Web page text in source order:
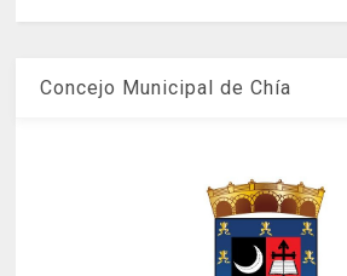
Concejo Municipal de Chía